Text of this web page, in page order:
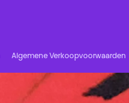
Algemene Verkoopvoorwaarden